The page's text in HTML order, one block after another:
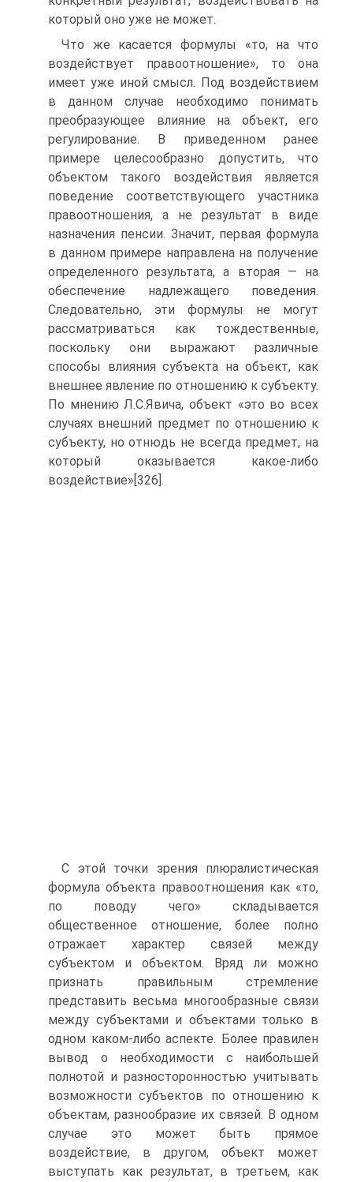
который оно уже не может.
Что же касается формулы «то, на что
воздействует правоотношение», то она
имеет уже иной смысл. Под воздействием
в данном случае необходимо понимать
преобразующее влияние на объект, его
регулирование. В приведенном ранее
примере целесообразно допустить, что
объектом такого воздействия является
поведение соответствующего участника
правоотношения, а не результат в виде
назначения пенсии. Значит, первая формула
в данном примере направлена на получение
определенного результата, а вторая — на
обеспечение надлежащего поведения.
Следовательно, эти формулы не могут
рассматриваться как тождественные,
поскольку они выражают различные
способы влияния субъекта на объект, как
внешнее явление по отношению к субъекту.
По мнению Л.С.Явича, объект «это во всех
случаях внешний предмет по отношению к
субъекту, но отнюдь не всегда предмет, на
который оказывается какое-либо
воздействие»[326].
С этой точки зрения плюралистическая
формула объекта правоотношения как «то,
по поводу чего» складывается
общественное отношение, более полно
отражает характер связей между
субъектом и объектом. Вряд ли можно
признать правильным стремление
представить весьма многообразные связи
между субъектами и объектами только в
одном каком-либо аспекте. Более правилен
вывод о необходимости с наибольшей
полнотой и разносторонностью учитывать
возможности субъектов по отношению к
объектам, разнообразие их связей. В одном
случае это может быть прямое
воздействие, в другом, объект может
выступать как результат, в третьем, как